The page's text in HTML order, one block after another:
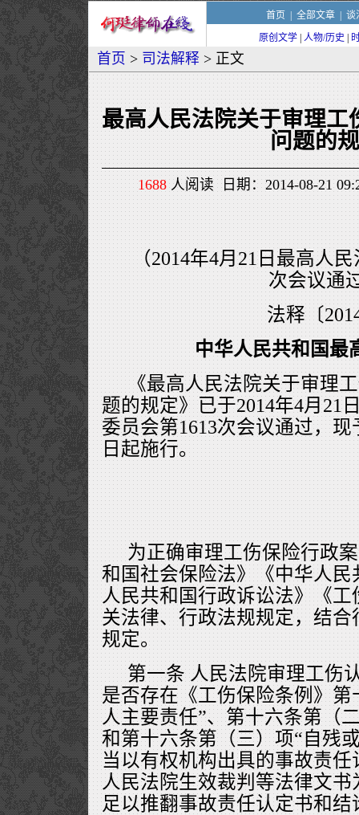
首页 全部文章| 谈
原创文学 人物/历史
首页 > 司法解释 > 正文
最高人民法院关于审理工
问题的
1688人阅读 日期：2014-08-21
（2014年4月21日最高人
次会议通
法释〔
中华人民共和国最
《最高人民法院关于审理
题的规定》已于2014年4月21
委员会第1613次会议通过，现
日起施行。
为正确审理工伤保险行政
和国社会保险法》《中华人
人民共和国行政诉讼法》《
关法律、行政法规规定，结
规定。
第一条 人民法院审理工伤
是否存在《工伤保险条例》第
人主要责任”、第十六条第（
和第十六条第（三）项“自残
当以有权机构出具的事故责
人民法院生效裁判等法律文
足以推翻事故责任认定书和